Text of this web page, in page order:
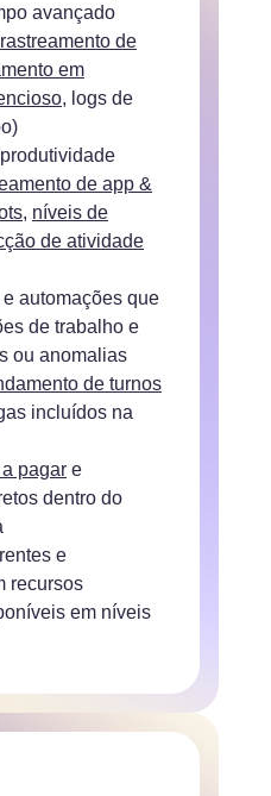
avançado
rastreamento de
em
, logs de
de app &
, níveis de
de atividade
e automações que
de trabalho e
ou anomalias
de turnos
incluídos na
pagar e
dentro do
e
recursos
em níveis